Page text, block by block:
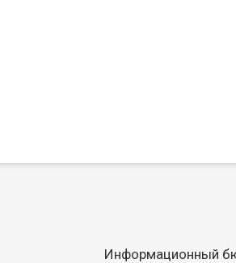
Информационный